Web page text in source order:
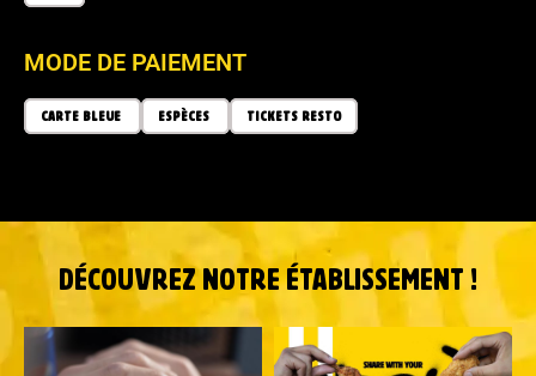
MODE DE PAIEMENT
CARTE BLEUE ESPÈCES TICKETS RESTO
DÉCOUVREZ NOTRE ÉTABLISSEMENT !